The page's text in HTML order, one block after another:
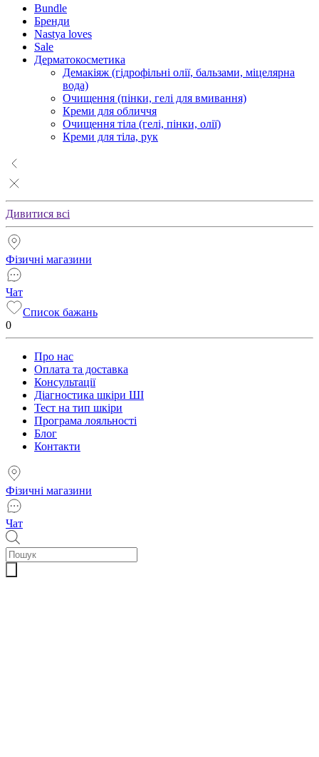
Bundle
Бренди
Nastya loves
Sale
Дерматокосметика
Демакіяж (гідрофільні олії, бальзами, міцелярна
вода)
Очищення (пінки, гелі для вмивання)
Креми для обличчя
Очищення тіла (гелі, пінки, олії)
Креми для тіла, рук
Дивитися всі
Фізичні магазини
Чат
Список бажань
0
Про нас
Оплата та доставка
Консультації
Діагностика шкіри ШІ
Тест на тип шкіри
Програма лояльності
Блог
Контакти
Фізичні магазини
Чат
Пошук
товарів